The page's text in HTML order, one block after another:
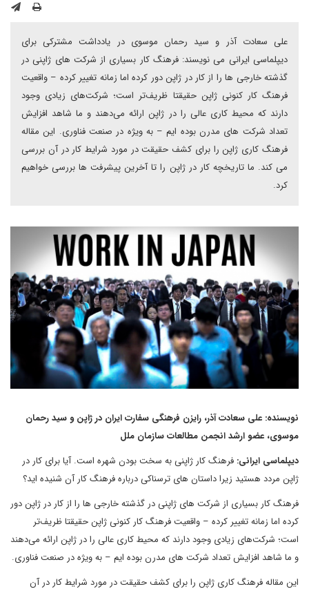
علی سعادت آذر و سید رحمان موسوی در یادداشت مشترکی برای
دیپلماسی ایرانی می نویسند: فرهنگ کار بسیاری از شرکت های ژاپنی در
گذشته خارجی ها را از کار در ژاپن دور کرده اما زمانه تغییر کرده – واقعیت
فرهنگ کار کنونی ژاپن حقیقتا ظریف‌تر است؛ شرکت‌های زیادی وجود
دارند که محیط کاری عالی را در ژاپن ارائه می‌دهند و ما شاهد افزایش
تعداد شرکت های مدرن بوده ایم – به ویژه در صنعت فناوری. این مقاله
فرهنگ کاری ژاپن را برای کشف حقیقت در مورد شرایط کار در آن بررسی
می کند. ما تاریخچه کار در ژاپن را تا آخرین پیشرفت ها بررسی خواهیم
کرد.
نویسنده: علی سعادت آذر، رایزن فرهنگی سفارت ایران در ژاپن و سید رحمان
موسوی، عضو ارشد انجمن مطالعات سازمان ملل
دیپلماسی ایرانی: فرهنگ کار ژاپنی به سخت بودن شهره است. آیا برای کار در
ژاپن مردد هستید زیرا داستان های ترسناکی درباره فرهنگ کار آن شنیده اید؟
فرهنگ کار بسیاری از شرکت های ژاپنی در گذشته خارجی ها را از کار در ژاپن دور
کرده اما زمانه تغییر کرده – واقعیت فرهنگ کار کنونی ژاپن حقیقتا ظریف‌تر
است؛ شرکت‌های زیادی وجود دارند که محیط کاری عالی را در ژاپن ارائه می‌دهند
و ما شاهد افزایش تعداد شرکت های مدرن بوده ایم – به ویژه در صنعت فناوری.
این مقاله فرهنگ کاری ژاپن را برای کشف حقیقت در مورد شرایط کار در آن